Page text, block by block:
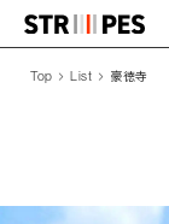
Top List 豪徳寺